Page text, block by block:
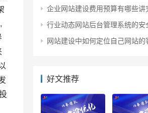
企业网站建设费用预算有哪些讲
行业动态网站后台管理系统的安
网站建设中如何定位自己网站的
好文推荐